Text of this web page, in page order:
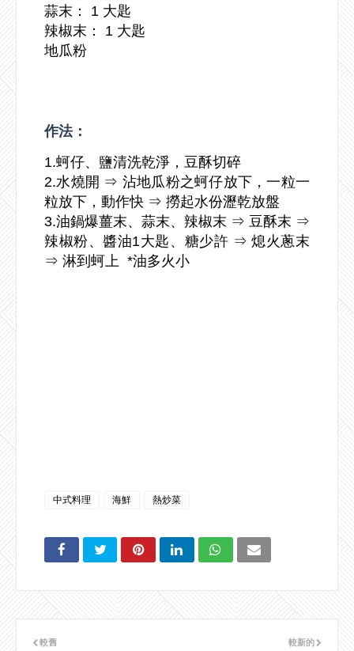
蒜末： 1 大匙
辣椒末： 1 大匙
地瓜粉
作法：
1.蚵仔、鹽清洗乾淨，豆酥切碎
2.水燒開 ⇒ 沾地瓜粉之蚵仔放下，一粒一
粒放下，動作快 ⇒ 撈起水份瀝乾放盤
3.油鍋爆薑末、蒜末、辣椒末 ⇒ 豆酥末 ⇒
辣椒粉、醬油1大匙、糖少許 ⇒ 熄火蔥末
⇒ 淋到蚵上 *油多火小
中式料理 海鮮 熱炒菜
較新的
較舊